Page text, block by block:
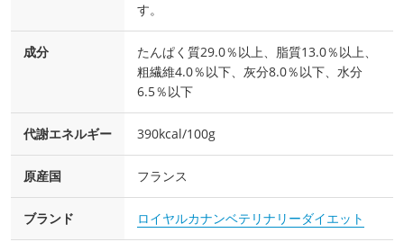
す。
成分
たんぱく質29.0％以上、脂質13.0％以上、
粗繊維4.0％以下、灰分8.0％以下、水分
6.5％以下
代謝エネルギー 390kcal/100g
原産国 フランス
ブランド ロイヤルカナンベテリナリーダイエット